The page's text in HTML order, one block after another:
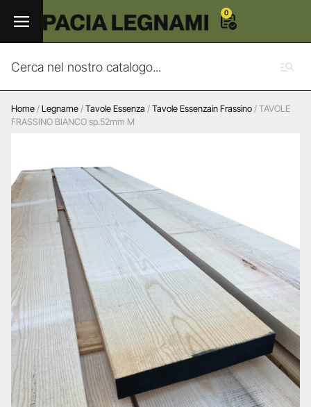
0
Home/Legname/Tavole Essenza /Tavole Essenzain Frassino/ TAVOLE
FRASSINO BIANCO sp.52mm M